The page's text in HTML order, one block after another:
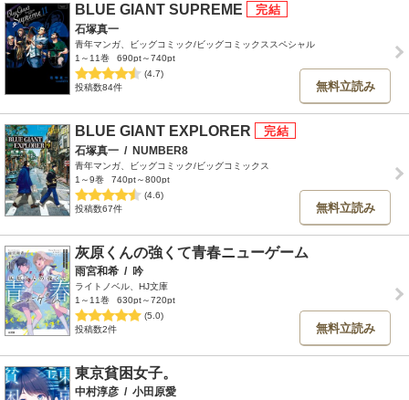
BLUE GIANT SUPREME
石塚真一
青年マンガ、ビッグコミック/ビッグコミックススペシャル
1～11巻
690pt～740pt
(4.7)
投稿数84件
無料立読み
BLUE GIANT EXPLORER
石塚真一 / NUMBER8
青年マンガ、ビッグコミック/ビッグコミックス
1～9巻
740pt～800pt
(4.6)
投稿数67件
無料立読み
灰原くんの強くて青春ニューゲーム
雨宮和希 / 吟
ライトノベル、HJ文庫
1～11巻
630pt～720pt
(5.0)
投稿数2件
無料立読み
東京貧困女子。
中村淳彦 / 小田原愛